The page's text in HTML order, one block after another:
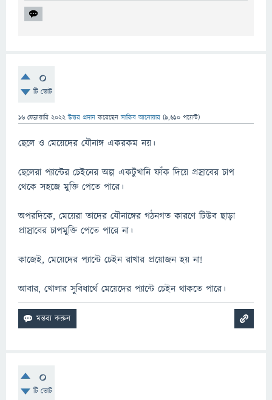
0
টি ভোট
16 ফেব্রুয়ারি 2022 উত্তর প্রদান করেছেনসাকিব আনোয়ার (9,610 পয়েন্ট)
ছেলে ও মেয়েদের যৌনাঙ্গ একরকম নয়।
ছেলেরা প্যান্টের চেইনের অল্প একটুখানি ফাঁক দিয়ে প্রস্রাবের চাপ
থেকে সহজে মুক্তি পেতে পারে।
অপরদিকে, মেয়েরা তাদের যৌনাঙ্গের গঠনগত কারণে টিউব ছাড়া
প্রাস্রাবের চাপমুক্তি পেতে পারে না।
কাজেই, মেয়েদের প্যান্টে চেইন রাখার প্রয়োজন হয় না!
আবার, খোলার সুবিধার্থে মেয়েদের প্যান্টে চেইন থাকতে পারে।
0
টি ভোট